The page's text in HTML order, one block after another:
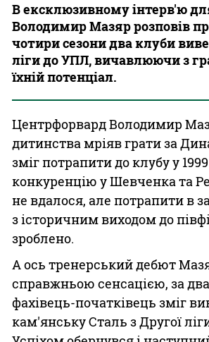
В ексклюзивному інтерв'ю
Володимир Мазяр розповів
чотири сезони два клуби
ліги до УПЛ, вичавлюючи з
їхній потенціал.
Центрфорвард Володимир
дитинства мріяв грати за
зміг потрапити до клубу у 1999
конкуренцію у Шевченка та
не вдалося, але потрапити в
з історичним виходом до
зроблено.
А ось тренерський дебют
справжньою сенсацією, за
фахівець-початківець зміг
кам'янську Сталь з Другої